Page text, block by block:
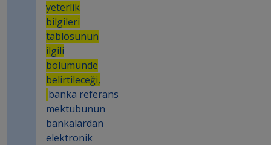
yeterlik
bilgileri
tablosunun
ilgili
bölümünde
belirtileceği,
banka referans
mektubunun
bankalardan
elektronik